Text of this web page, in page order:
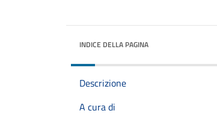
INDICE DELLA PAGINA
Descrizione
A cura di